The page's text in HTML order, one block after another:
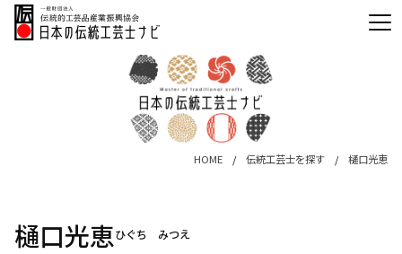
HOME 伝統工芸士を探す 樋口光恵
樋口光恵ひぐち みつえ